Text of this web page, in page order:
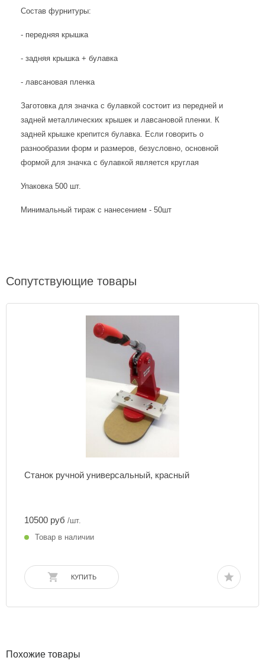
Состав фурнитуры:
- передняя крышка
- задняя крышка + булавка
- лавсановая пленка
Заготовка для значка с булавкой состоит из передней и
задней металлических крышек и лавсановой пленки. К
задней крышке крепится булавка. Если говорить о
разнообразии форм и размеров, безусловно, основной
формой для значка с булавкой является круглая
Упаковка 500 шт.
Минимальный тираж с нанесением - 50шт
Сопутствующие товары
Станок ручной универсальный, красный
10500 руб /шт.
Товар в наличии
КУПИТЬ
Похожие товары